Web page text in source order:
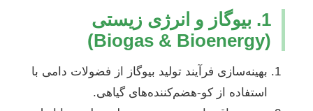
1. بیوگاز و انرژی زیستی
(Biogas & Bioenergy)
بهینه‌سازی فرآیند تولید بیوگاز از فضولات دامی با
استفاده از کو-هضم‌کننده‌های گیاهی.